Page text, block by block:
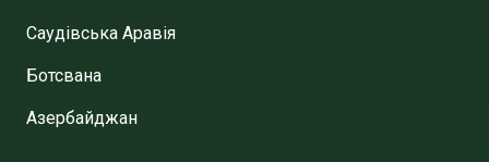
Саудівська Аравія
Ботсвана
Азербайджан